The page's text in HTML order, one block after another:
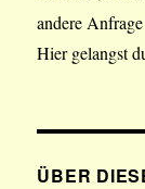
andere
Hier gelangst
ÜBER